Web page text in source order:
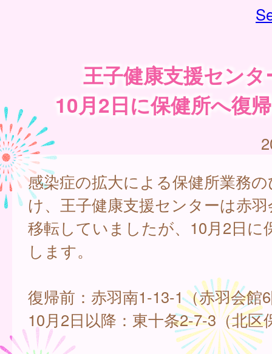
王子健康支援センタ
10月2日に保健所へ復
感染症の拡大による保健所業務
け、王子健康支援センターは赤
移転していましたが、10月2日に
します。
復帰前：赤羽南1-13-1（赤羽会館
10月2日以降：東十条2-7-3（北区